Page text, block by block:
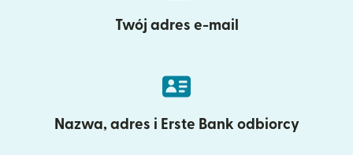
Twój adres e-mail
Nazwa, adres i Erste Bank odbiorcy